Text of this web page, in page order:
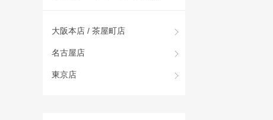
大阪本店 / 茶屋町店
名古屋店
東京店